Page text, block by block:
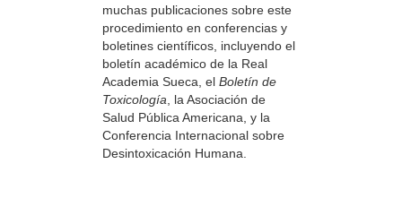
muchas publicaciones sobre este
procedimiento en conferencias y
boletines científicos, incluyendo el
boletín académico de la Real
Academia Sueca, el Boletín de
Toxicología , la Asociación de
Salud Pública Americana, y la
Conferencia Internacional sobre
Desintoxicación Humana.